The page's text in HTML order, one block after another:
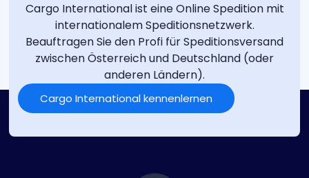
Cargo International ist eine Online Spedition mit
internationalem Speditionsnetzwerk.
Beauftragen Sie den Profi für Speditionsversand
zwischen Österreich und Deutschland (oder
anderen Ländern).
Cargo International kennenlernen